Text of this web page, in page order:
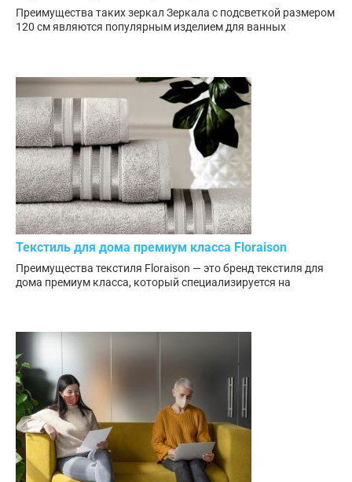
Преимущества таких зеркал Зеркала с подсветкой размером
120 см являются популярным изделием для ванных
Текстиль для дома премиум класса Floraison
Преимущества текстиля Floraison — это бренд текстиля для
дома премиум класса, который специализируется на